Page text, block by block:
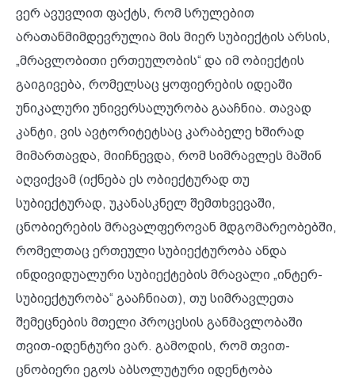
ვერ ავუვლით ფაქტს, რომ სრულებით
არათანმიმდევრულია მის მიერ სუბიექტის არსის,
„მრავლობითი ერთეულობის“ და იმ ობიექტის
გაიგივება, რომელსაც ყოფიერების იდეაში
უნიკალური უნივერსალურობა გააჩნია. თავად
კანტი, ვის ავტორიტეტსაც კარაბელე ხშირად
მიმართავდა, მიიჩნევდა, რომ სიმრავლეს მაშინ
აღვიქვამ (იქნება ეს ობიექტურად თუ
სუბიექტურად, უკანასკნელ შემთხვევაში,
ცნობიერების მრავალფეროვან მდგომარეობებში,
რომელთაც ერთეული სუბიექტურობა ანდა
ინდივიდუალური სუბიექტების მრავალი „ინტერ-
სუბიექტურობა“ გააჩნიათ), თუ სიმრავლეთა
შემეცნების მთელი პროცესის განმავლობაში
თვით-იდენტური ვარ. გამოდის, რომ თვით-
ცნობიერი ეგოს აბსოლუტური იდენტობა